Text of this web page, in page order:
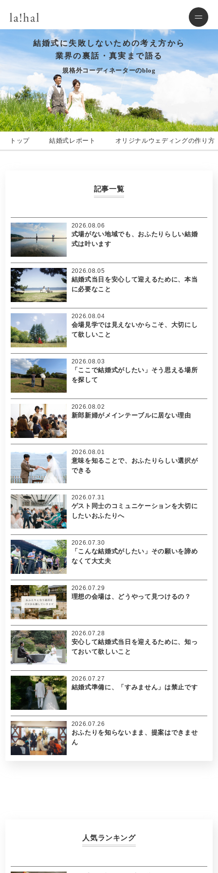
結婚式に失敗しないための考え方から
業界の裏話・真実まで語る
規格外コーディネーターのblog
トップ 結婚式レポート オリジナルウェディングの作り方
記事一覧
式場がない地域でも、おふたりらしい結婚
式は叶います
2026.08.06
結婚式当日を安心して迎えるために、本当
に必要なこと
2026.08.05
会場見学では見えないからこそ、大切にし
て欲しいこと
2026.08.04
「ここで結婚式がしたい」そう思える場所
を探して
2026.08.03
新郎新婦がメインテーブルに居ない理由
2026.08.02
意味を知ることで、おふたりらしい選択が
できる
2026.08.01
ゲスト同士のコミュニケーションを大切に
したいおふたりへ
2026.07.31
「こんな結婚式がしたい」その願いを諦め
なくて大丈夫
2026.07.30
理想の会場は、どうやって見つけるの？
2026.07.29
安心して結婚式当日を迎えるために、知っ
ておいて欲しいこと
2026.07.28
結婚式準備に、「すみません」は禁止です
2026.07.27
おふたりを知らないまま、提案はできませ
ん
2026.07.26
人気ランキング